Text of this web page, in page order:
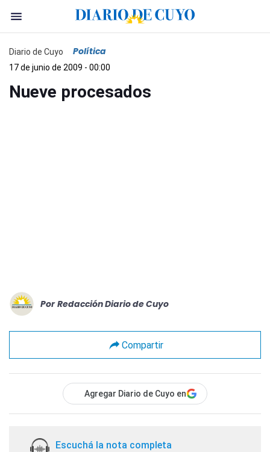
Diario de Cuyo Política
17 de junio de 2009 - 00:00
Nueve procesados
Por Redacción Diario de Cuyo
Compartir
Agregar Diario de Cuyo en
Escuchá la nota completa